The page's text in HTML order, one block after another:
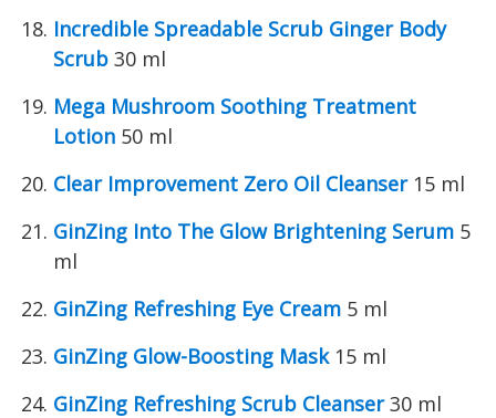
Incredible Spreadable Scrub Ginger Body
Scrub 30 ml
Mega Mushroom Soothing Treatment
Lotion 50 ml
Clear Improvement Zero Oil Cleanser15 ml
GinZing Into The Glow Brightening Serum 5
ml
GinZing Refreshing Eye Cream 5 ml
GinZing Glow-Boosting Mask15 ml
GinZing Refreshing Scrub Cleanser30 ml